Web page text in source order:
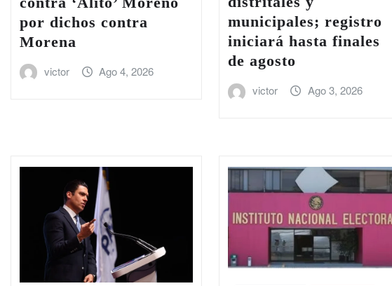
por dichos contra
Morena
victor Ago 4, 2026
municipales; registro
iniciará hasta finales
de agosto
victor Ago 3, 2026